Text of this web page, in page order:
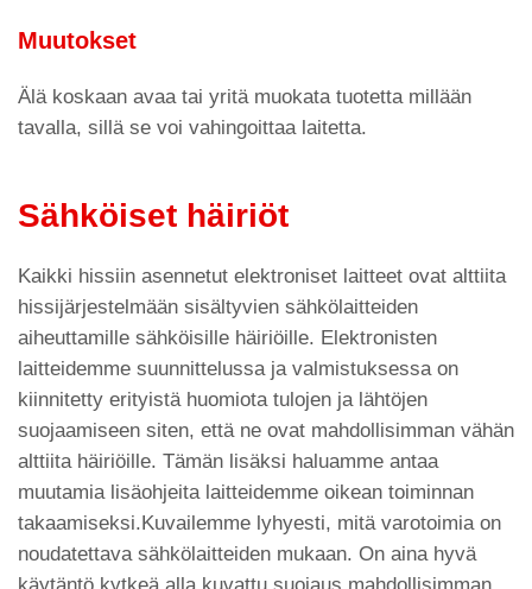
Muutokset
Älä koskaan avaa tai yritä muokata tuotetta millään
tavalla, sillä se voi vahingoittaa laitetta.
Sähköiset häiriöt
Kaikki hissiin asennetut elektroniset laitteet ovat alttiita
hissijärjestelmään sisältyvien sähkölaitteiden
aiheuttamille sähköisille häiriöille. Elektronisten
laitteidemme suunnittelussa ja valmistuksessa on
kiinnitetty erityistä huomiota tulojen ja lähtöjen
suojaamiseen siten, että ne ovat mahdollisimman vähän
alttiita häiriöille. Tämän lisäksi haluamme antaa
muutamia lisäohjeita laitteidemme oikean toiminnan
takaamiseksi.Kuvailemme lyhyesti, mitä varotoimia on
noudatettava sähkölaitteiden mukaan. On aina hyvä